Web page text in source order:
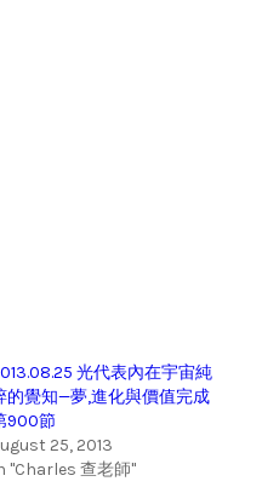
光代表內在宇宙純
的覺知—夢,進化與價值完成
900節
25, 2013
"Charles 查老師"